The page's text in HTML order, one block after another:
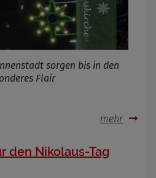
sorgen bis in den
Flair
mehr
den Nikolaus-Tag